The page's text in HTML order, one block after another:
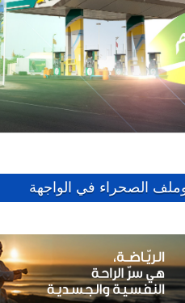
الصحراء في الواجهة